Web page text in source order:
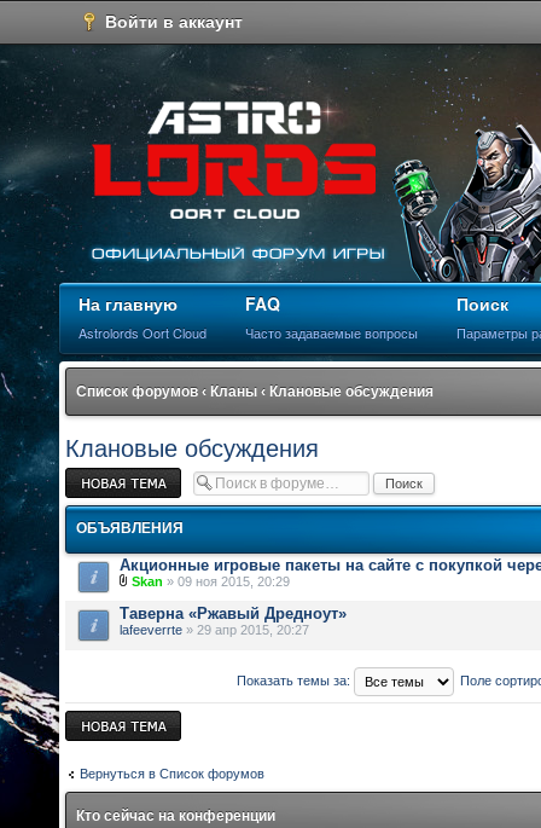
Войти в аккаунт
На главную
Astrolords Oort Cloud
FAQ
Часто задаваемые вопросы
Поиск
Параметры
Список форумов ‹ Кланы ‹ Клановые обсуждения
Клановые обсуждения
Новая тема
ОБЪЯВЛЕНИЯ
Акционные игровые пакеты на сайте с покупкой
Skan » 09 ноя 2015, 20:29
Таверна «Ржавый Дредноут»
lafeeverrte » 29 апр 2015, 20:27
Показать темы за: Поле
Новая тема
Вернуться в Список форумов
Кто сейчас на конференции